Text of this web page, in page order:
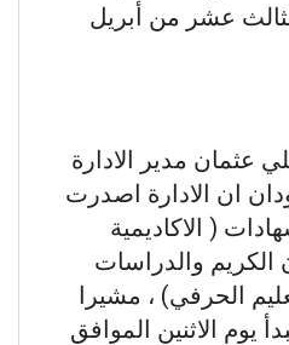
عشر من أبريل
عثمان مدير الادارة
ان الادارة اصدرت
( الاكاديمية
الكريم والدراسات
الحرفي) ، مشيرا
يوم الاثنين الموافق